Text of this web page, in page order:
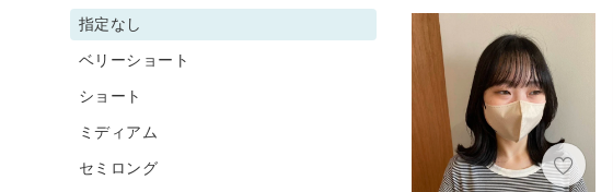
指定なし
ベリーショート
ショート
ミディアム
セミロング